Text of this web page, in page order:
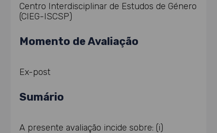
Centro Interdisciplinar de Estudos de Género
(CIEG-ISCSP)
Momento de Avaliação
Ex-post
Sumário
A presente avaliação incide sobre: (i)